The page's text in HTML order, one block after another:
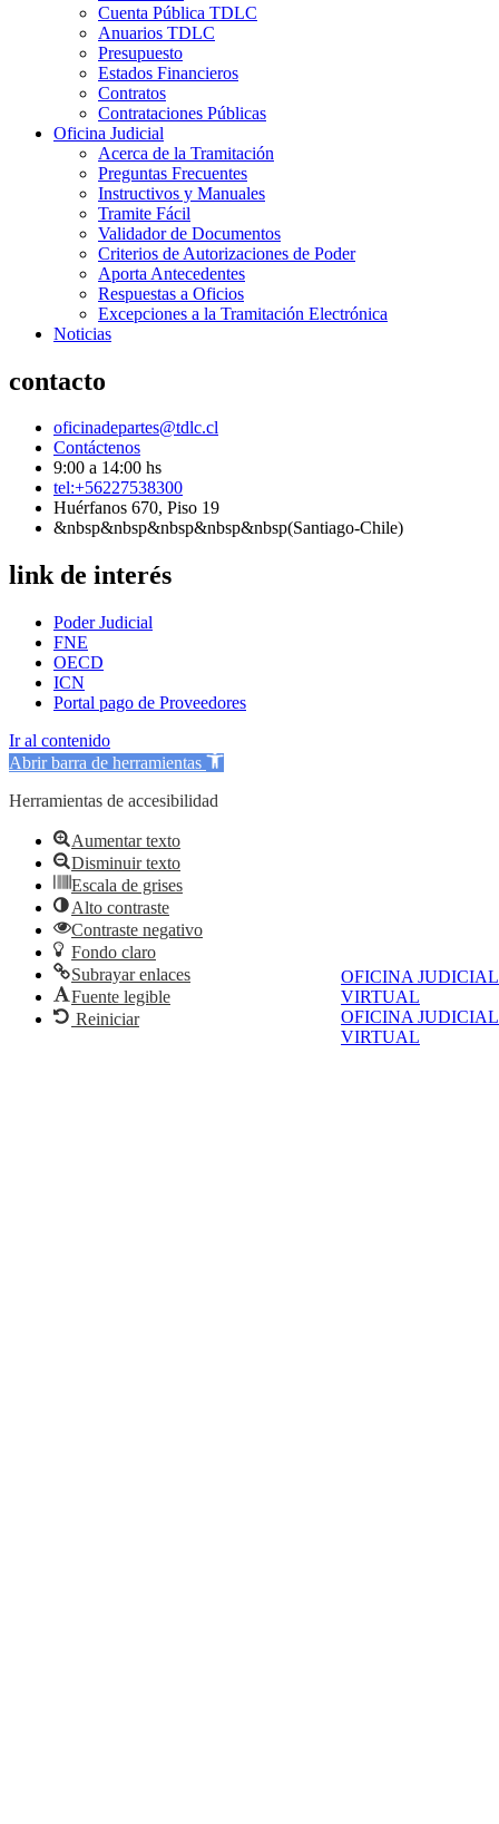
OFICINA JUDICIAL
VIRTUAL
OFICINA JUDICIAL
VIRTUAL
Cuenta Pública TDLC
Anuarios TDLC
Presupuesto
Estados Financieros
Contratos
Contrataciones Públicas
Oficina Judicial
Acerca de la Tramitación
Preguntas Frecuentes
Instructivos y Manuales
Tramite Fácil
Validador de Documentos
Criterios de Autorizaciones de Poder
Aporta Antecedentes
Respuestas a Oficios
Excepciones a la Tramitación Electrónica
Noticias
contacto
oficinadepartes@tdlc.cl
Contáctenos
9:00 a 14:00 hs
tel:+56227538300
Huérfanos 670, Piso 19
&nbsp&nbsp&nbsp&nbsp&nbsp(Santiago-Chile)
link de interés
Poder Judicial
FNE
OECD
ICN
Portal pago de Proveedores
Ir al contenido
Abrir barra de herramientas
Herramientas de accesibilidad
Aumentar texto
Disminuir texto
Escala de grises
Alto contraste
Contraste negativo
Fondo claro
Subrayar enlaces
Fuente legible
Reiniciar